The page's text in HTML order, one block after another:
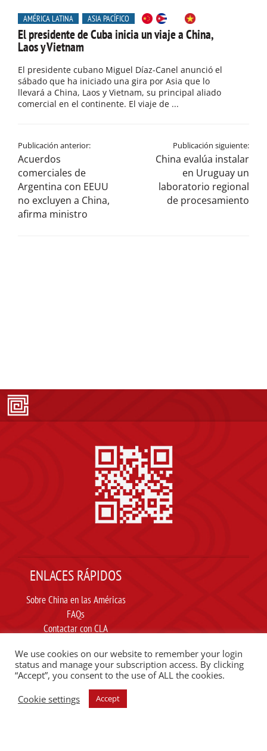
AMÉRICA LATINA ASIA PACÍFICO
El presidente de Cuba inicia un viaje a China,
Laos y Vietnam
El presidente cubano Miguel Díaz-Canel anunció el
sábado que ha iniciado una gira por Asia que lo
llevará a China, Laos y Vietnam, su principal aliado
comercial en el continente. El viaje de ...
Publicación anterior:
Acuerdos
comerciales de
Argentina con EEUU
no excluyen a China,
afirma ministro
Publicación siguiente:
China evalúa instalar
en Uruguay un
laboratorio regional
de procesamiento
ENLACES RÁPIDOS
Sobre China en las Américas
FAQs
Contactar con CLA
Carta ética
SIGUE A CLA EN REDES SOCIALES
We use cookies on our website to remember your login
status and manage your subscription access. By clicking
“Accept”, you consent to the use of ALL the cookies.
Cookie settings
Accept